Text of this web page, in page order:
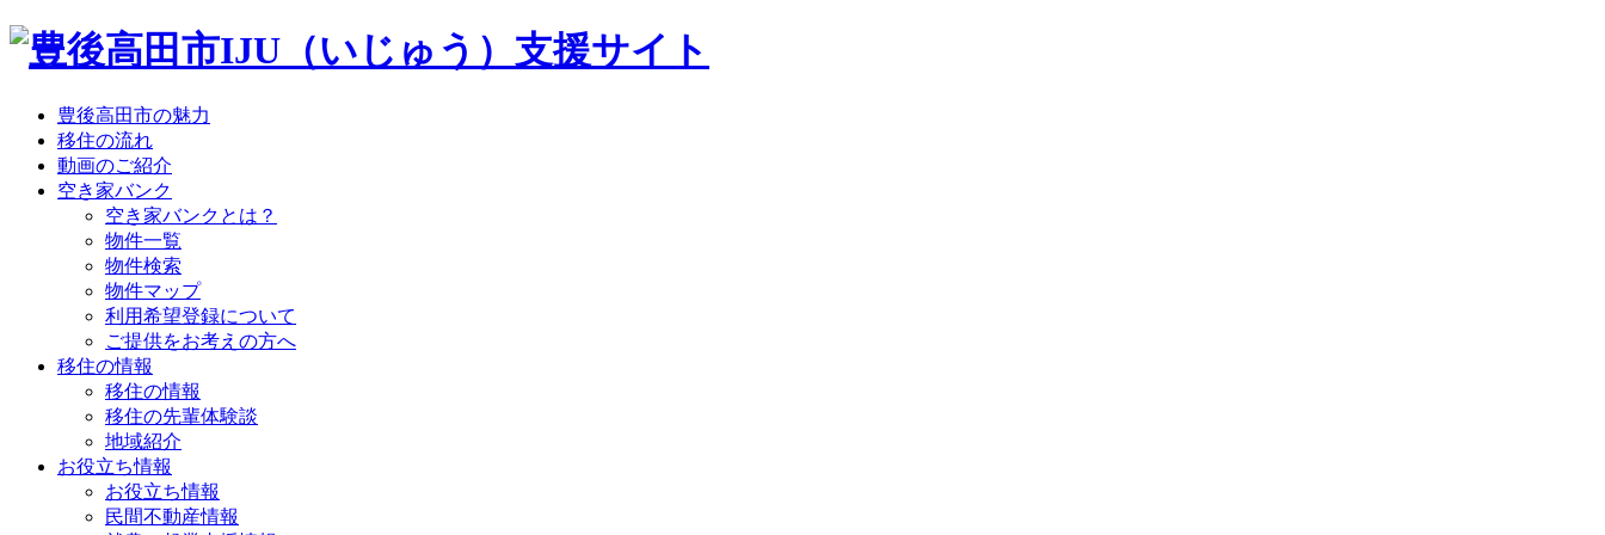
豊後高田市の魅力
移住の流れ
動画のご紹介
空き家バンク
空き家バンクとは？
物件一覧
物件検索
物件マップ
利用希望登録について
ご提供をお考えの方へ
移住の情報
移住の情報
移住の先輩体験談
地域紹介
お役立ち情報
お役立ち情報
民間不動産情報